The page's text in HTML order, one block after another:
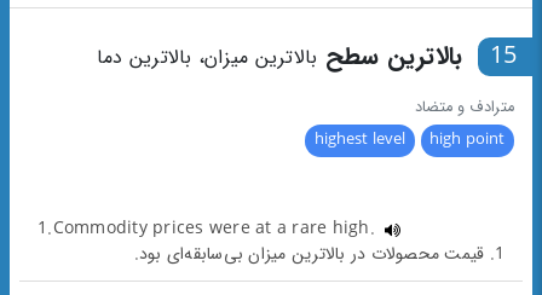
15 بالاترین سطح بالاترین میزان، بالاترین دما
مترادف و متضاد
high point
highest level
1.Commodity prices were at a rare high.
1. قیمت محصولات در بالاترین میزان بی‌سابقه‌ای بود.